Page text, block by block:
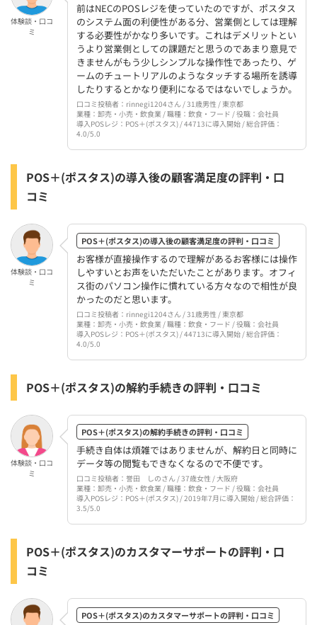
体験談・口コ
ミ
前はNECのPOSレジを使っていたのですが、ポスタス
のシステム面の利便性がある分、営業側としては理解
する必要性がかなり多いです。これはデメリットとい
うより営業側としての課題だと思うのであまり意見で
きませんがもう少しシンプルな操作性であったり、ゲ
ームのチュートリアルのようなタッチする場所を誘導
したりするとかなり便利になるではないでしょうか。
口コミ投稿者：rinnegi1204さん / 31歳男性 / 東京都
業種：卸売・小売・飲食業 / 職種：飲食・フード / 役職：会社員
導入POSレジ：POS＋(ポスタス) / 44713に導入開始 / 総合評価：
4.0/5.0
POS＋(ポスタス)の導入後の顧客満足度の評判・口
コミ
体験談・口コ
ミ
POS＋(ポスタス)の導入後の顧客満足度の評判・口コミ
お客様が直接操作するので理解があるお客様には操作
しやすいとお声をいただいたことがあります。オフィ
ス街のパソコン操作に慣れている方々なので相性が良
かったのだと思います。
口コミ投稿者：rinnegi1204さん / 31歳男性 / 東京都
業種：卸売・小売・飲食業 / 職種：飲食・フード / 役職：会社員
導入POSレジ：POS＋(ポスタス) / 44713に導入開始 / 総合評価：
4.0/5.0
POS＋(ポスタス)の解約手続きの評判・口コミ
体験談・口コ
ミ
POS＋(ポスタス)の解約手続きの評判・口コミ
手続き自体は煩雑ではありませんが、解約日と同時に
データ等の閲覧もできなくなるので不便です。
口コミ投稿者：誉田 しのさん / 37歳女性 / 大阪府
業種：卸売・小売・飲食業 / 職種：飲食・フード / 役職：会社員
導入POSレジ：POS＋(ポスタス) / 2019年7月に導入開始 / 総合評価：
3.5/5.0
POS＋(ポスタス)のカスタマーサポートの評判・口
コミ
POS＋(ポスタス)のカスタマーサポートの評判・口コミ